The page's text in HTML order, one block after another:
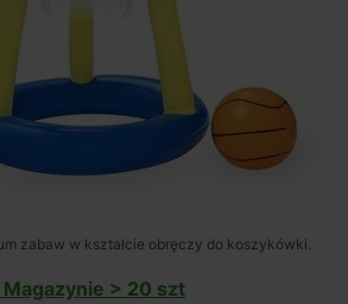
zabaw w kształcie obręczy do koszykówki.
Magazynie > 20 szt